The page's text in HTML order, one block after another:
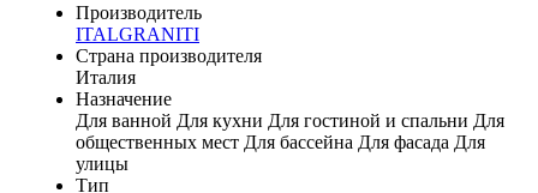
Производитель
ITALGRANITI
Страна производителя
Италия
Назначение
Для ванной Для кухни Для гостиной и спальни Для
общественных мест Для бассейна Для фасада Для
улицы
Тип